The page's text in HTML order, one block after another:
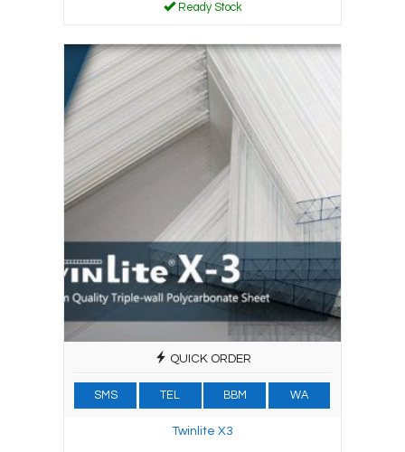
Ready Stock
QUICK ORDER
SMS TEL BBM WA
Twinlite X3